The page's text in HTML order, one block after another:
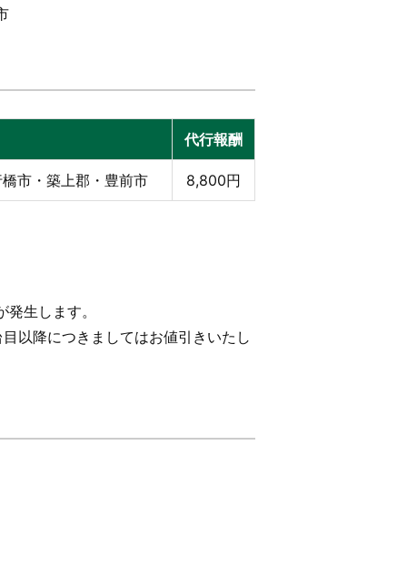
代行報酬
市・築上郡・豊前市 8,800円
生します。
以降につきましてはお値引きいたし